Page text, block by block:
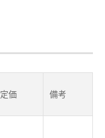
定価 備考